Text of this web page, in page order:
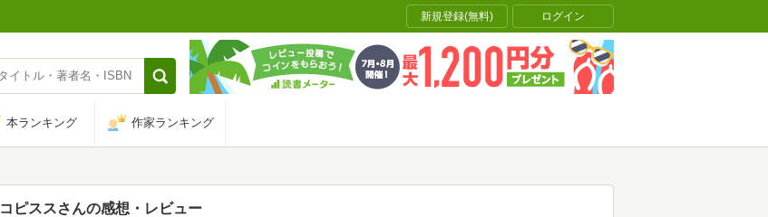
新規登録(無料) ログイン
本ランキング 作家ランキング
コピススさんの感想・レビュー